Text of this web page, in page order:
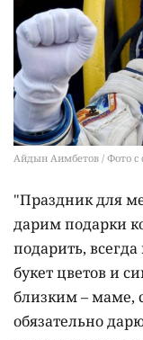
Айдын Аимбетов / Фото с
"Праздник для
дарим подарки
подарить,
букет цветов и
близким – маме,
обязательно